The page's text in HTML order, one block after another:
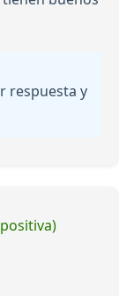
respuesta y